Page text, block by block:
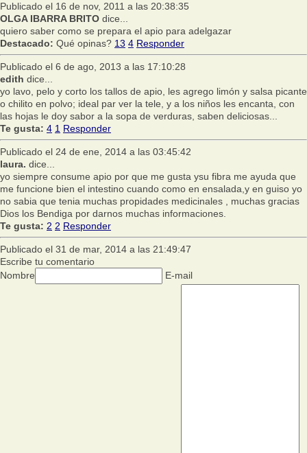
Publicado el 16 de nov, 2011 a las 20:38:35
OLGA IBARRA BRITO dice...
quiero saber como se prepara el apio para adelgazar
Destacado: Qué opinas? 13 4 Responder
Publicado el 6 de ago, 2013 a las 17:10:28
edith dice...
yo lavo, pelo y corto los tallos de apio, les agrego limón y salsa picante
o chilito en polvo; ideal par ver la tele, y a los niños les encanta, con
las hojas le doy sabor a la sopa de verduras, saben deliciosas...
Te gusta: 4 1 Responder
Publicado el 24 de ene, 2014 a las 03:45:42
laura. dice...
yo siempre consume apio por que me gusta ysu fibra me ayuda que
me funcione bien el intestino cuando como en ensalada,y en guiso yo
no sabia que tenia muchas propidades medicinales , muchas gracias
Dios los Bendiga por darnos muchas informaciones.
Te gusta: 2 2 Responder
Publicado el 31 de mar, 2014 a las 21:49:47
Escribe tu comentario
Nombre
E-mail